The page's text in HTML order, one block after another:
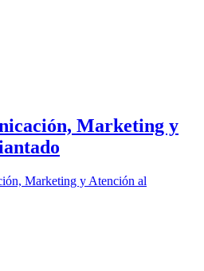
Marketing y
Marketing y Atención al